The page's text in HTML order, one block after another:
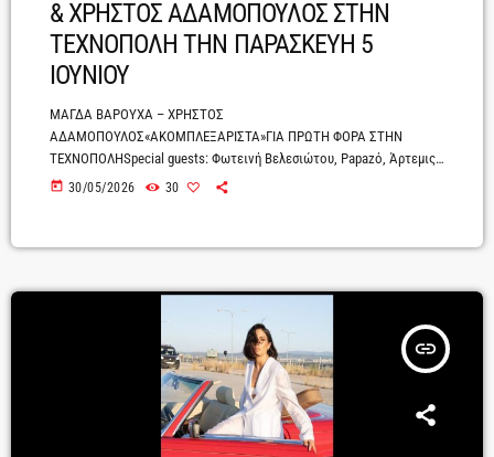
& ΧΡΗΣΤΟΣ ΑΔΑΜΟΠΟΥΛΟΣ ΣΤΗΝ
ΤΕΧΝΟΠΟΛΗ ΤΗΝ ΠΑΡΑΣΚΕΥΗ 5
ΙΟΥΝΙΟΥ
ΜΑΓΔΑ ΒΑΡΟΥΧΑ – ΧΡΗΣΤΟΣ
ΑΔΑΜΟΠΟΥΛΟΣ«ΑΚΟΜΠΛΕΞΑΡΙΣΤΑ»ΓΙΑ ΠΡΩΤΗ ΦΟΡΑ ΣΤΗΝ
ΤΕΧΝΟΠΟΛΗSpecial guests: Φωτεινή Βελεσιώτου, Papazό, Άρτεμις
Κυριακοπούλου, Mike ΒασιλειάδηςΠΑΡΑΣΚΕΥΗ 5 ΙΟΥΝΙΟΥΕισιτήρια
περισσότερο, έρχεται για πρώτη φορά στην Τεχνόπολη.Η Μάγδα
«Ακομπλεξ-Άριστα», σε μια βραδιά που δεν θα επαναληφθεί με τον
ίδιο τρόπο: νέα ενορχήστρωση, ανανεωμένο πρόγραμμα, […]
today 30/05/2026 30
insert_link